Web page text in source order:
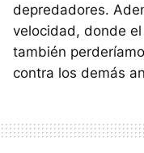
depredadores.
velocidad, donde
también
contra los demás